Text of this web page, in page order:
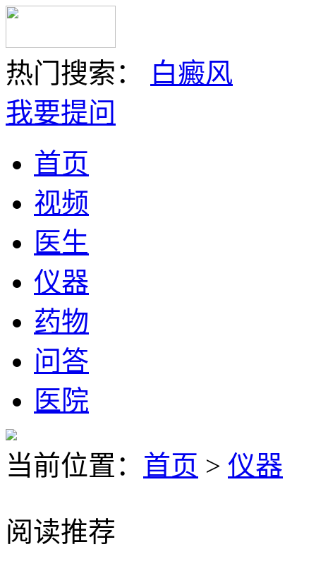
热门搜索：
白癜风
我要提问
首页
视频
医生
仪器
药物
问答
医院
当前位置： 首页 > 仪器
阅读推荐